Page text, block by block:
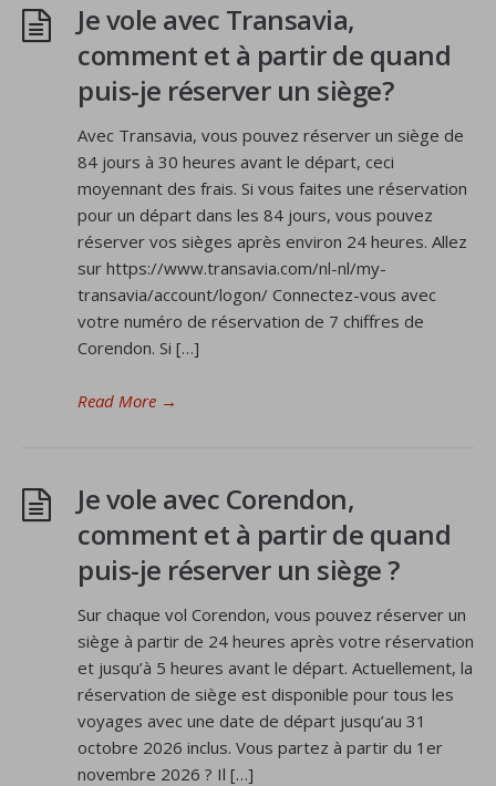
Je vole avec Transavia,
comment et à partir de quand
puis-je réserver un siège?
Avec Transavia, vous pouvez réserver un siège de
84 jours à 30 heures avant le départ, ceci
moyennant des frais. Si vous faites une réservation
pour un départ dans les 84 jours, vous pouvez
réserver vos sièges après environ 24 heures. Allez
sur https://www.transavia.com/nl-nl/my-
transavia/account/logon/ Connectez-vous avec
votre numéro de réservation de 7 chiffres de
Corendon. Si […]
Read More →
Je vole avec Corendon,
comment et à partir de quand
puis-je réserver un siège ?
Sur chaque vol Corendon, vous pouvez réserver un
siège à partir de 24 heures après votre réservation
et jusqu’à 5 heures avant le départ. Actuellement, la
réservation de siège est disponible pour tous les
voyages avec une date de départ jusqu’au 31
octobre 2026 inclus. Vous partez à partir du 1er
novembre 2026 ? Il […]